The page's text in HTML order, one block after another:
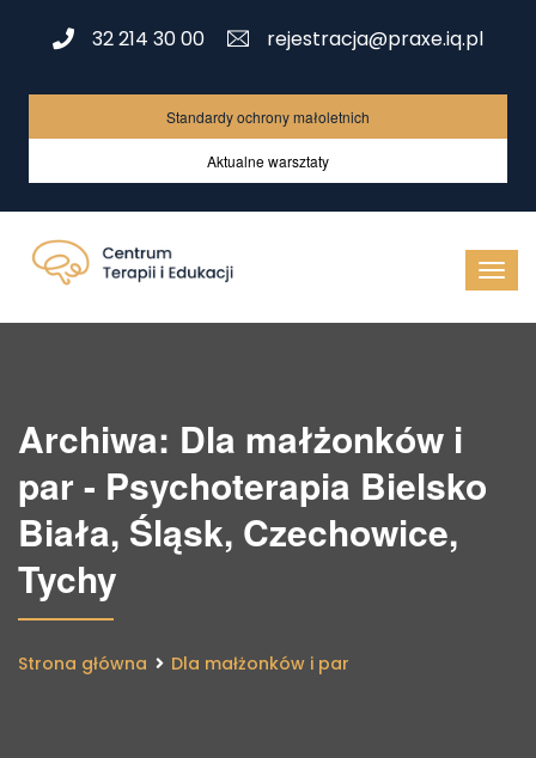
32 214 30 00 rejestracja@praxe.iq.pl
Standardy ochrony małoletnich
Aktualne warsztaty
Archiwa: Dla małżonków i
par - Psychoterapia Bielsko
Biała, Śląsk, Czechowice,
Tychy
Strona główna Dla małżonków i par